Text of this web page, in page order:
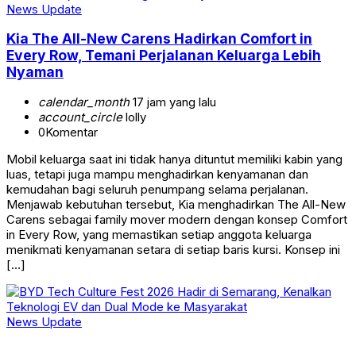
News Update
Kia The All-New Carens Hadirkan Comfort in
Every Row, Temani Perjalanan Keluarga Lebih
Nyaman
calendar_month17 jam yang lalu
account_circlelolly
0Komentar
Mobil keluarga saat ini tidak hanya dituntut memiliki kabin yang
luas, tetapi juga mampu menghadirkan kenyamanan dan
kemudahan bagi seluruh penumpang selama perjalanan.
Menjawab kebutuhan tersebut, Kia menghadirkan The All-New
Carens sebagai family mover modern dengan konsep Comfort
in Every Row, yang memastikan setiap anggota keluarga
menikmati kenyamanan setara di setiap baris kursi. Konsep ini
[…]
News Update